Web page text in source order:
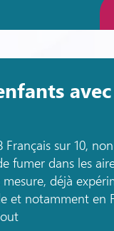
sur 10,
fumer dans les
déjà
et notamment en